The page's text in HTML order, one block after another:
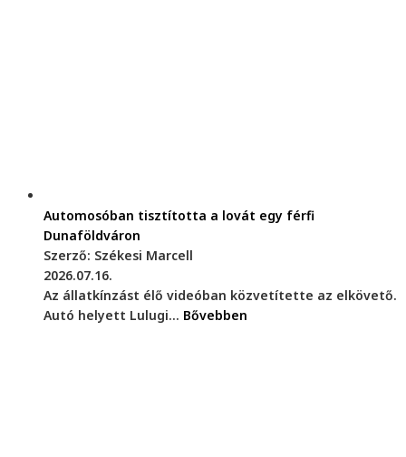
Automosóban tisztította a lovát egy férfi
Dunaföldváron
Szerző: Székesi Marcell
2026.07.16.
Az állatkínzást élő videóban közvetítette az elkövető.
Autó helyett Lulugi... Bővebben